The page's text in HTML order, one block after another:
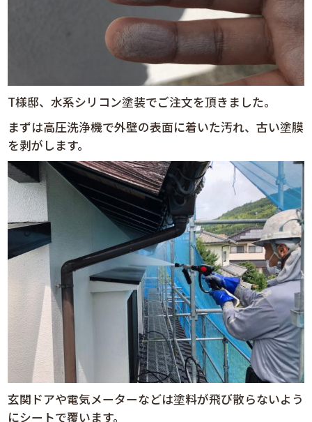
T様邸、水系シリコン塗装でご注文を頂きました。
まずは高圧洗浄機で外壁の表面に着いた汚れ、古い塗膜
を剥がします。
玄関ドアや電気メーターなどは塗料が飛び散らないよう
にシートで覆います。